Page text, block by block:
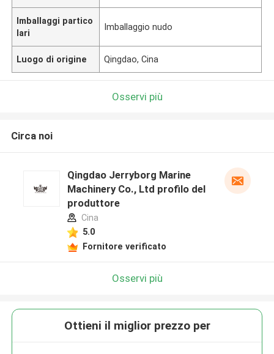
Imballaggi partico
lari
Imballaggio nudo
Luogo di origine Qingdao, Cina
Osservi più
Circa noi
Qingdao Jerryborg Marine
Machinery Co., Ltd profilo del
produttore
Cina
5.0
Fornitore verificato
Osservi più
Ottieni il miglior prezzo per